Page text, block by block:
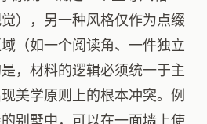
觉），另一种风格仅作为点缀
（如一个阅读角、一件独立
，材料的逻辑必须统一于主
美学原则上的根本冲突。例
别墅中，可以在一面墙上使